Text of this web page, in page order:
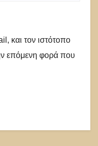
και τον ιστότοπο
επόμενη φορά που